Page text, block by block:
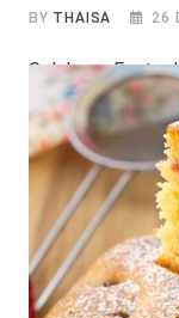
BY THAISA 26
Celebre a Festa
na Air Fryer!
mais tradicionais
falando da Festa
para você levar
época em que
como